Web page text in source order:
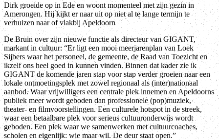
Dirk groeide op in Ede en woont momenteel met zijn gezin in
Amerongen. Hij kijkt er naar uit op niet al te lange termijn te
verhuizen naar of vlakbij Apeldoorn
De Bruin over zijn nieuwe functie als directeur van GIGANT,
markant in cultuur: “Er ligt een mooi meerjarenplan van Loek
Sijbers waar het personeel, de gemeente, de Raad van Toezicht en
ikzelf ons heel goed in kunnen vinden. Binnen dat kader zie ik
GIGANT de komende jaren stap voor stap verder groeien naar een
lokale ontmoetingsplek met zowel regionaal als (inter)nationaal
aanbod. Waar vrijwilligers een centrale plek innemen en Apeldoorns
publiek meer wordt geboden dan professionele (pop)muziek,
theater- en filmvoorstellingen. Een culturele hotspot in de streek,
waar een betaalbare plek voor serieus cultuuronderwijs wordt
geboden. Een plek waar we samenwerken met cultuurcoaches,
scholen en eigenlijk: wie maar wil. De deur staat open.”